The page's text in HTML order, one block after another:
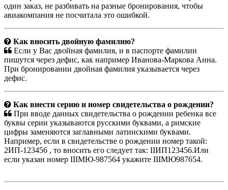
один заказ, не разбивать на разные бронирования, чтобы
авиакомпания не посчитала это ошибкой.
Как вносить двойную фамилию?
Если у Вас двойная фамилия, и в паспорте фамилии
пишутся через дефис, как например Иванова-Маркова Анна.
При бронировании двойная фамилия указывается через
дефис.
Как внести серию и номер свидетельства о рождении?
При вводе данных свидетельства о рождении ребенка все
буквы серии указываются русскими буквами, а римские
цифры заменяются заглавными латинскими буквами.
Например, если в свидетельстве о рождении номер такой:
2ИП-123456 , то вносить его следует так: IIИП123456.Или
если указан номер IIIМЮ-987564 укажите IIIМЮ987654.